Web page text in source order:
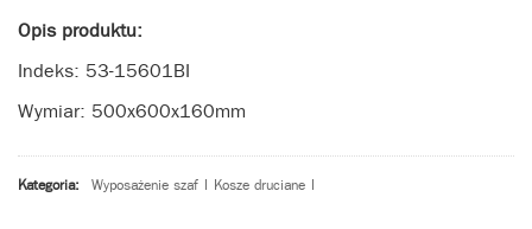
Opis produktu:
Indeks: 53-15601BI
Wymiar: 500x600x160mm
Kategoria: Wyposażenie szaf | Kosze druciane |